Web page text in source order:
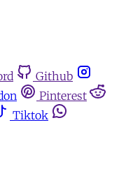
Github
Pinterest
Tiktok